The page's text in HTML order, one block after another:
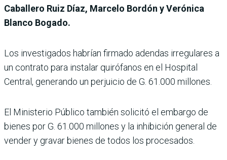
Caballero Ruiz Díaz, Marcelo Bordón y Verónica
Blanco Bogado.
Los investigados habrían firmado adendas irregulares a
un contrato para instalar quirófanos en el Hospital
Central, generando un perjuicio de G. 61.000 millones.
El Ministerio Público también solicitó el embargo de
bienes por G. 61.000 millones y la inhibición general de
vender y gravar bienes de todos los procesados.